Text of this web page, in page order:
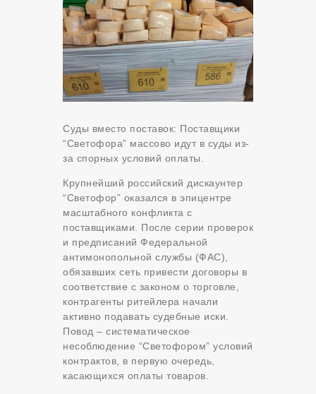
Суды вместо поставок: Поставщики
“Светофора” массово идут в суды из-
за спорных условий оплаты.
Крупнейший российский дискаунтер
“Светофор” оказался в эпицентре
масштабного конфликта с
поставщиками. После серии проверок
и предписаний Федеральной
антимонопольной службы (ФАС),
обязавших сеть привести договоры в
соответствие с законом о торговле,
контрагенты ритейлера начали
активно подавать судебные иски.
Повод – систематическое
несоблюдение “Светофором” условий
контрактов, в первую очередь,
касающихся оплаты товаров.